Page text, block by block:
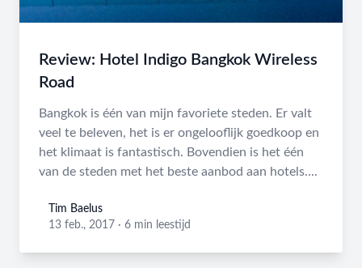
Review: Hotel Indigo Bangkok Wireless
Road
Bangkok is één van mijn favoriete steden. Er valt
veel te beleven, het is er ongelooflijk goedkoop en
het klimaat is fantastisch. Bovendien is het één
van de steden met het beste aanbod aan hotels....
Tim Baelus
Tim Baelus
13 feb., 2017 · 6 min leestijd